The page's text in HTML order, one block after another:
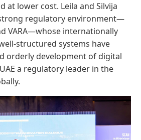
at lower cost. Leila and Silvija
strong regulatory environment—
VARA—whose internationally
structured systems have
orderly development of digital
a regulatory leader in the